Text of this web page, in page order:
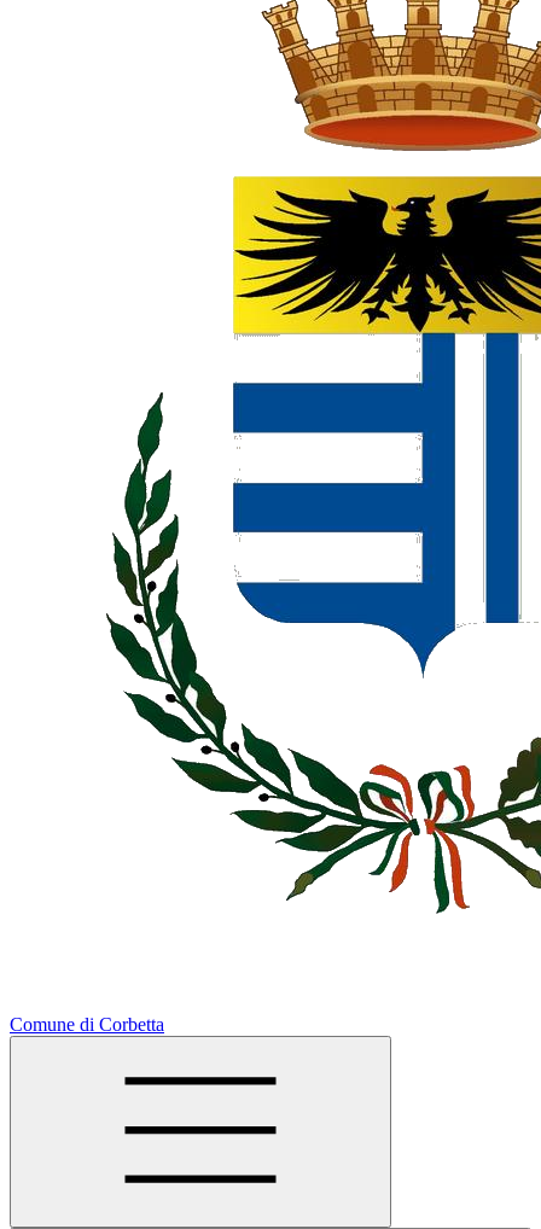
Comune di Corbetta